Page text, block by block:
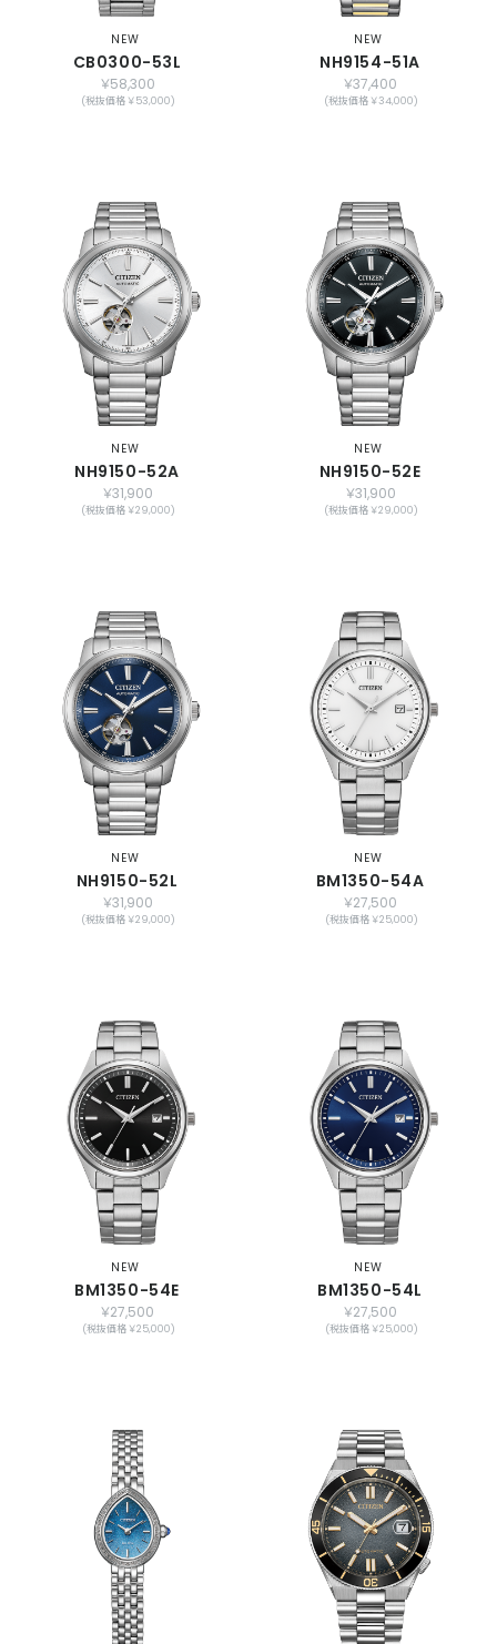
NEW
CB0300-53L
￥58,300
(税抜価格 ￥53,000)
NEW
NH9154-51A
￥37,400
(税抜価格 ￥34,000)
NEW
NH9150-52A
￥31,900
(税抜価格 ￥29,000)
NEW
NH9150-52E
￥31,900
(税抜価格 ￥29,000)
NEW
NH9150-52L
￥31,900
(税抜価格 ￥29,000)
NEW
BM1350-54A
￥27,500
(税抜価格 ￥25,000)
NEW
BM1350-54E
￥27,500
(税抜価格 ￥25,000)
NEW
BM1350-54L
￥27,500
(税抜価格 ￥25,000)